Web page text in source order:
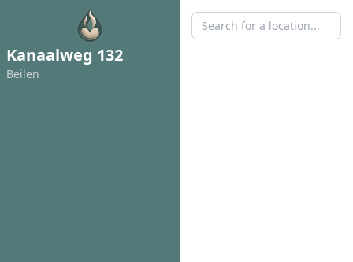
Kanaalweg 132
Beilen